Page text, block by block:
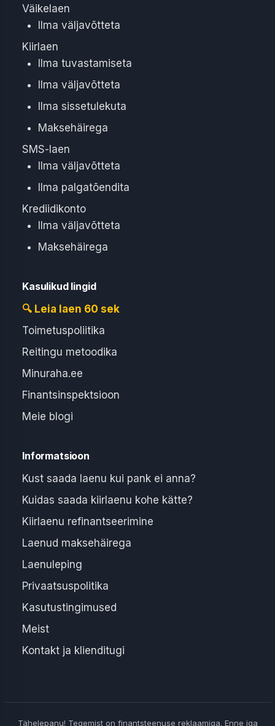
Väikelaen
Ilma väljavõtteta
Kiirlaen
Ilma tuvastamiseta
Ilma väljavõtteta
Ilma sissetulekuta
Maksehäirega
SMS-laen
Ilma väljavõtteta
Ilma palgatõendita
Krediidikonto
Ilma väljavõtteta
Maksehäirega
Kasulikud lingid
🔍 Leia laen 60 sek
Toimetuspoliitika
Reitingu metoodika
Minuraha.ee
Finantsinspektsioon
Meie blogi
Informatsioon
Kust saada laenu kui pank ei anna?
Kuidas saada kiirlaenu kohe kätte?
Kiirlaenu refinantseerimine
Laenud maksehäirega
Laenuleping
Privaatsuspolitika
Kasutustingimused
Meist
Kontakt ja klienditugi
Tähelepanu! Tegemist on finantsteenuse reklaamiga. Enne iga